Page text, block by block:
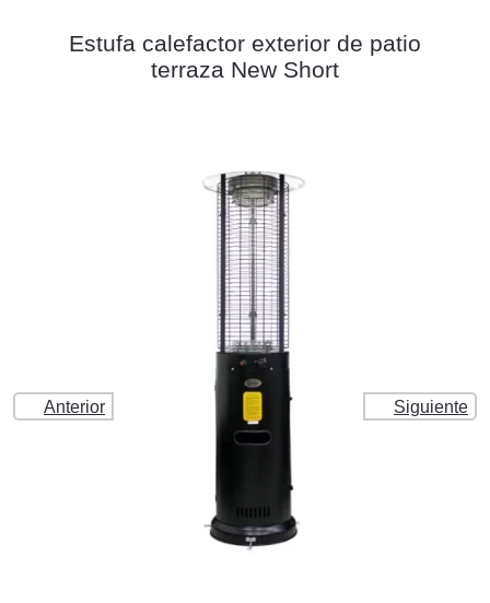
Estufa calefactor exterior de patio
terraza New Short
Anterior Siguiente